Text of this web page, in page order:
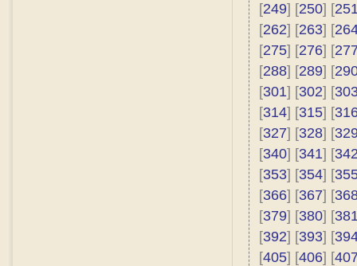
[249] [250] [
[262] [263] [
[275] [276] [
[288] [289] [
[301] [302] [
[314] [315] [
[327] [328] [
[340] [341] [
[353] [354] [
[366] [367] [
[379] [380] [
[392] [393] [
[405] [406] [